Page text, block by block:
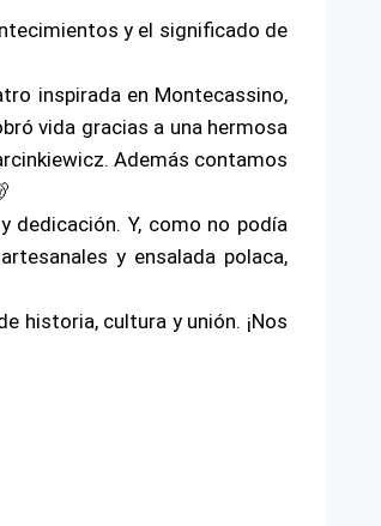
y el significado de
inspirada en Montecassino,
vida gracias a una hermosa
Además contamos
dedicación. Y, como no podía
y ensalada polaca,
historia, cultura y unión. ¡Nos